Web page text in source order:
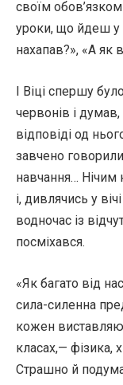
своїм
уроки, що йдеш у
нахапав?», «А як
І Віці спершу
червонів і
відповіді од
завчено
навчання… Нічим
і, дивлячись у
водночас із
посміхався.
«Як багато від
сила-силенна
кожен
класах,— фізика,
Страшно й